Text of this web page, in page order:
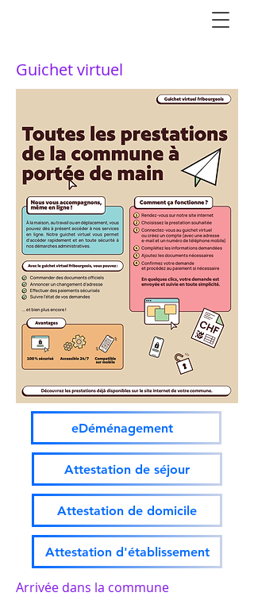
Guichet virtuel
eDéménagement
Attestation de séjour
Attestation de domicile
Attestation d'établissement
Arrivée dans la commune